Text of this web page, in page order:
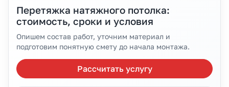
Перетяжка натяжного потолка:
стоимость, сроки и условия
Опишем состав работ, уточним материал и
подготовим понятную смету до начала монтажа.
Рассчитать услугу